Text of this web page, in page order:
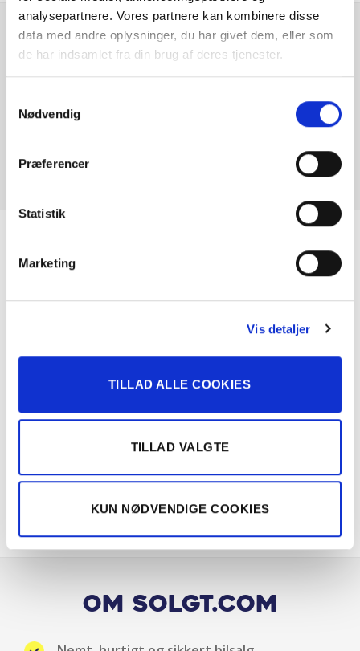
analysepartnere. Vores partnere kan kombinere disse
data med andre oplysninger, du har givet dem, eller som
de har indsamlet fra din brug af deres tjenester.
Nødvendig
Præferencer
Statistik
Marketing
Vis detaljer
TILLAD ALLE COOKIES
TILLAD VALGTE
KUN NØDVENDIGE COOKIES
Elektrisk Kabinevarmer
Elruder for/bag
Fjernlys assistent
Klimaanlæg 2-zoner
Mørktonede ruder bag
Multifunk. læderrat m. varme
Nøglefri betjening
Panoramasoltag
Parkeringssensor for/bag
Er du interesseret i
denne bil?
Om Solgt.com